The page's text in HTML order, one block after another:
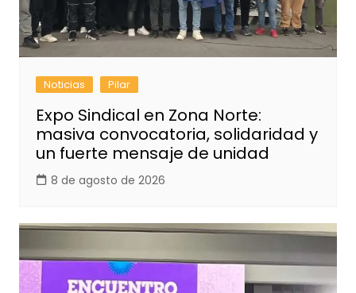
Noticias Pilar
Expo Sindical en Zona Norte:
masiva convocatoria, solidaridad y
un fuerte mensaje de unidad
8 de agosto de 2026